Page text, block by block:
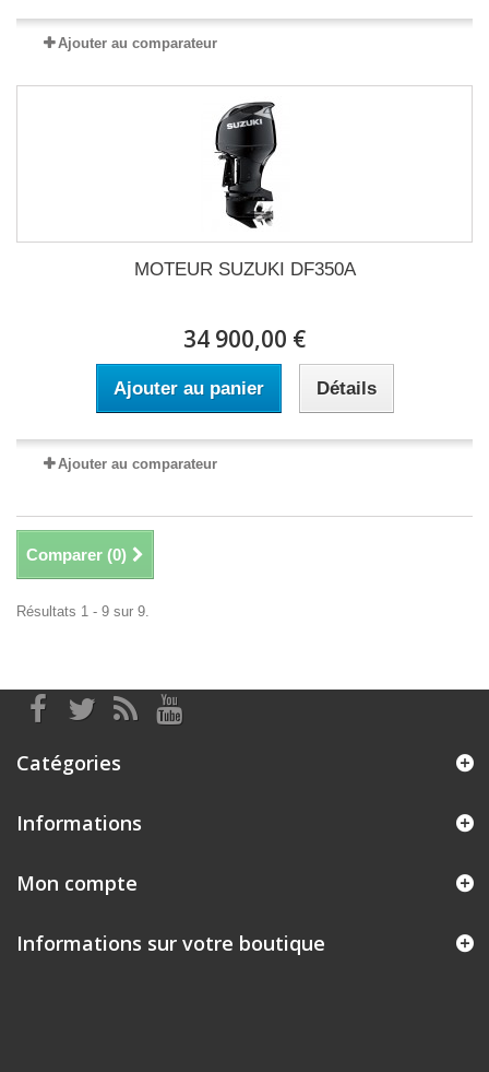
Ajouter au comparateur
MOTEUR SUZUKI DF350A
34 900,00 €
Ajouter au panier Détails
Ajouter au comparateur
Comparer (0)
Résultats 1 - 9 sur 9.
Catégories
Informations
Mon compte
Informations sur votre boutique